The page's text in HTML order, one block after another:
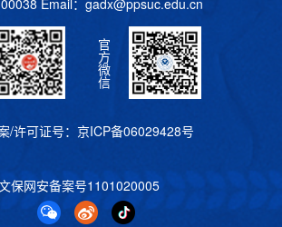
Email： gadx@ppsuc.edu.cn
官
方
微
信
/许可证号： 京ICP备06029428号
保网安备案号1101020005